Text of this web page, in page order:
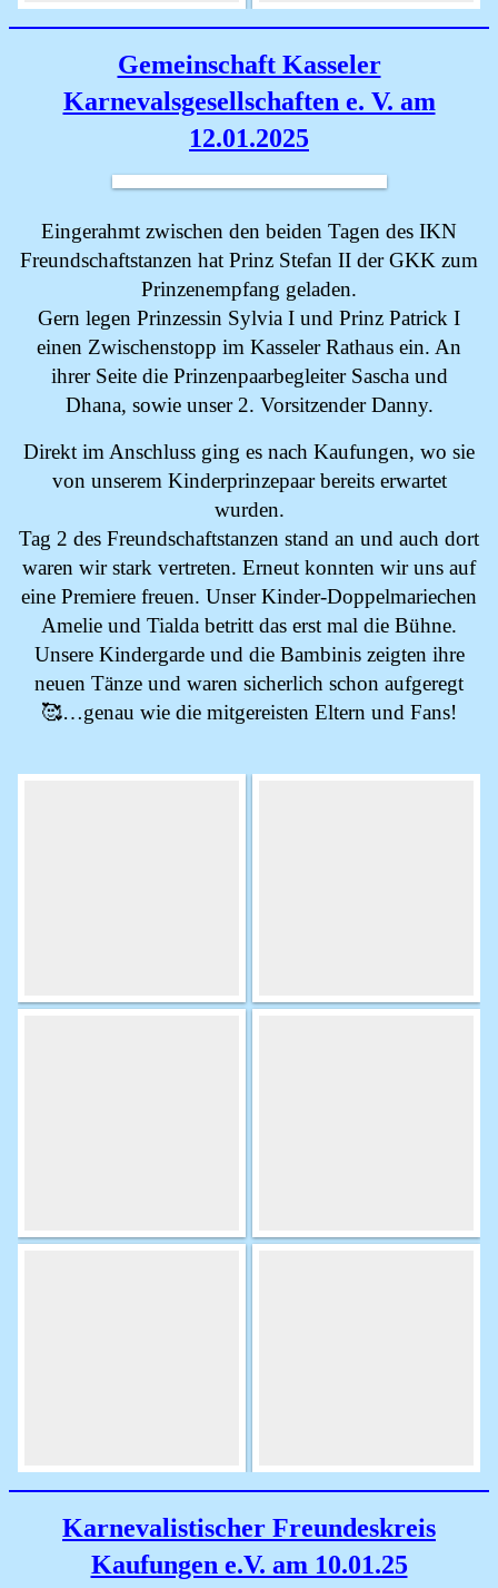
Gemeinschaft Kasseler
Karnevalsgesellschaften e. V. am
12.01.2025
Eingerahmt zwischen den beiden Tagen des IKN
Freundschaftstanzen hat Prinz Stefan II der GKK zum
Prinzenempfang geladen.
Gern legen Prinzessin Sylvia I und Prinz Patrick I
einen Zwischenstopp im Kasseler Rathaus ein. An
ihrer Seite die Prinzenpaarbegleiter Sascha und
Dhana, sowie unser 2. Vorsitzender Danny.
Direkt im Anschluss ging es nach Kaufungen, wo sie
von unserem Kinderprinzepaar bereits erwartet
wurden.
Tag 2 des Freundschaftstanzen stand an und auch dort
waren wir stark vertreten. Erneut konnten wir uns auf
eine Premiere freuen. Unser Kinder-Doppelmariechen
Amelie und Tialda betritt das erst mal die Bühne.
Unsere Kindergarde und die Bambinis zeigten ihre
neuen Tänze und waren sicherlich schon aufgeregt
🥰…genau wie die mitgereisten Eltern und Fans!
Karnevalistischer Freundeskreis
Kaufungen e.V. am 10.01.25